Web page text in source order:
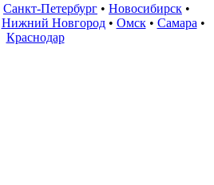
Санкт-Петербург • Новосибирск •
Нижний Новгород• Омск• Самара •
Краснодар